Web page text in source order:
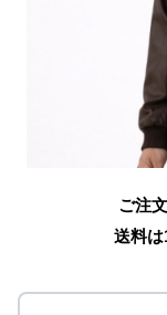
ご注
送料は